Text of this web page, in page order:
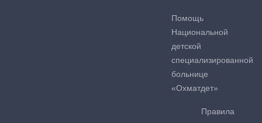
Помощь
Национальной
детской
специализированной
больнице
«Охматдет»
Правила